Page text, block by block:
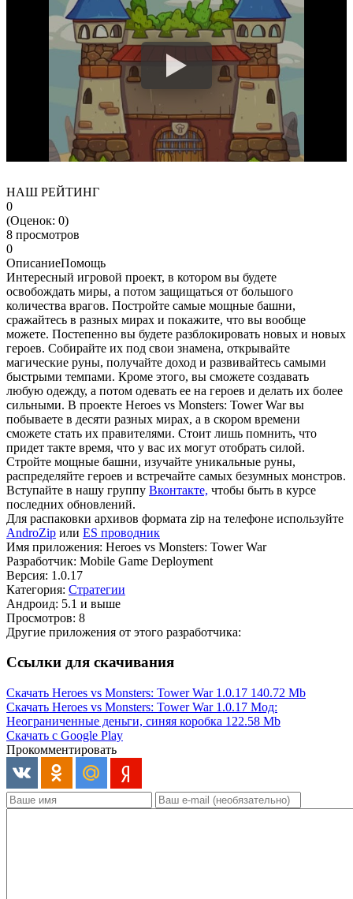
НАШ РЕЙТИНГ
0
(Оценок: 0)
8 просмотров
0
ОписаниеПомощь
Интересный игровой проект, в котором вы будете
освобождать миры, а потом защищаться от большого
количества врагов. Постройте самые мощные башни,
сражайтесь в разных мирах и покажите, что вы вообще
можете. Постепенно вы будете разблокировать новых и новых
героев. Собирайте их под свои знамена, открывайте
магические руны, получайте доход и развивайтесь самыми
быстрыми темпами. Кроме этого, вы сможете создавать
любую одежду, а потом одевать ее на героев и делать их более
сильными. В проекте Heroes vs Monsters: Tower War вы
побываете в десяти разных мирах, а в скором времени
сможете стать их правителями. Стоит лишь помнить, что
придет такте время, что у вас их могут отобрать силой.
Стройте мощные башни, изучайте уникальные руны,
распределяйте героев и встречайте самых безумных монстров.
Вступайте в нашу группу Вконтакте, чтобы быть в курсе
последних обновлений.
Для распаковки архивов формата zip на телефоне используйте
AndroZip или ES проводник
Имя приложения: Heroes vs Monsters: Tower War
Разработчик: Mobile Game Deployment
Версия: 1.0.17
Категория: Стратегии
Андроид: 5.1 и выше
Просмотров: 8
Другие приложения от этого разработчика:
Ссылки для скачивания
Скачать Heroes vs Monsters: Tower War 1.0.17 140.72 Mb
Скачать Heroes vs Monsters: Tower War 1.0.17 Мод:
Неограниченные деньги, синяя коробка 122.58 Mb
Скачать с Google Play
Прокомментировать